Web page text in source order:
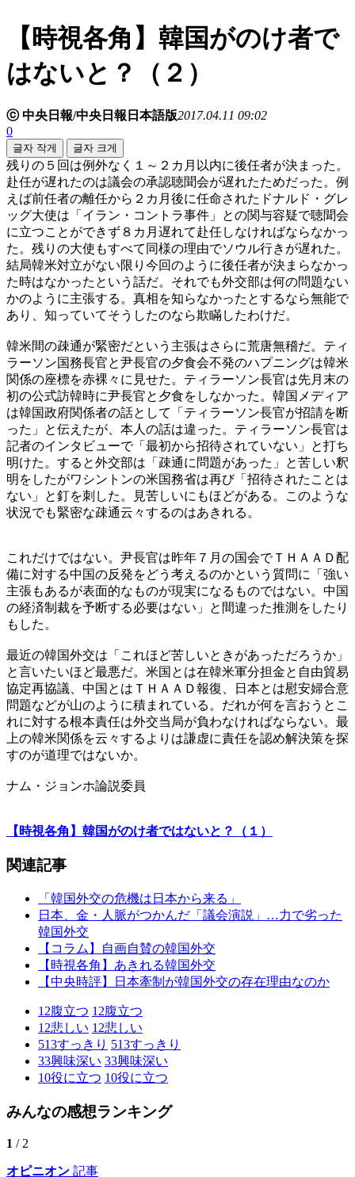
【時視各角】韓国がのけ者で
はないと？（２）
ⓒ 中央日報/中央日報日本語版2017.04.11 09:02
0
글자 작게 글자 크게
残りの５回は例外なく１～２カ月以内に後任者が決まった。
赴任が遅れたのは議会の承認聴聞会が遅れたためだった。例
えば前任者の離任から２カ月後に任命されたドナルド・グレ
ッグ大使は「イラン・コントラ事件」との関与容疑で聴聞会
に立つことができず８カ月遅れて赴任しなければならなかっ
た。残りの大使もすべて同様の理由でソウル行きが遅れた。
結局韓米対立がない限り今回のように後任者が決まらなかっ
た時はなかったという話だ。それでも外交部は何の問題ない
かのように主張する。真相を知らなかったとするなら無能で
あり、知っていてそうしたのなら欺瞞したわけだ。
韓米間の疎通が緊密だという主張はさらに荒唐無稽だ。ティ
ラーソン国務長官と尹長官の夕食会不発のハプニングは韓米
関係の座標を赤裸々に見せた。ティラーソン長官は先月末の
初の公式訪韓時に尹長官と夕食をしなかった。韓国メディア
は韓国政府関係者の話として「ティラーソン長官が招請を断
った」と伝えたが、本人の話は違った。ティラーソン長官は
記者のインタビューで「最初から招待されていない」と打ち
明けた。すると外交部は「疎通に問題があった」と苦しい釈
明をしたがワシントンの米国務省は再び「招待されたことは
ない」と釘を刺した。見苦しいにもほどがある。このような
状況でも緊密な疎通云々するのはあきれる。
これだけではない。尹長官は昨年７月の国会でＴＨＡＡＤ配
備に対する中国の反発をどう考えるのかという質問に「強い
主張もあるが表面的なものが現実になるものではない。中国
の経済制裁を予断する必要はない」と間違った推測をしたり
もした。
最近の韓国外交は「これほど苦しいときがあっただろうか」
と言いたいほど最悪だ。米国とは在韓米軍分担金と自由貿易
協定再協議、中国とはＴＨＡＡＤ報復、日本とは慰安婦合意
問題などが山のように積まれている。だれが何を言おうとこ
れに対する根本責任は外交当局が負わなければならない。最
上の韓米関係を云々するよりは謙虚に責任を認め解決策を探
すのが道理ではないか。
ナム・ジョンホ論説委員
【時視各角】韓国がのけ者ではないと？（１）
関連記事
「韓国外交の危機は日本から来る」
日本、金・人脈がつかんだ「議会演説」…力で劣った
韓国外交
【コラム】自画自賛の韓国外交
【時視各角】あきれる韓国外交
【中央時評】日本牽制が韓国外交の存在理由なのか
12腹立つ 12腹立つ
12悲しい 12悲しい
513すっきり 513すっきり
33興味深い 33興味深い
10役に立つ 10役に立つ
みんなの感想ランキング
1 / 2
オピニオン 記事